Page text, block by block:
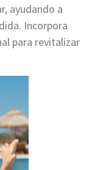
ayudando a
Incorpora
para revitalizar